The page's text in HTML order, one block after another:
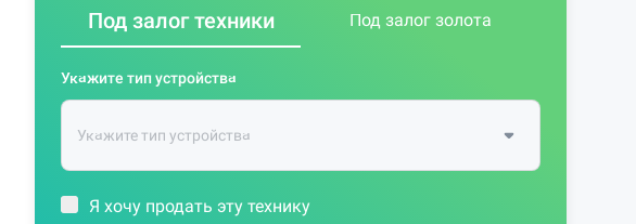
Под залог техники Под залог золота
Укажите тип устройства
Я хочу продать эту технику